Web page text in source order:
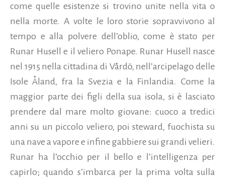
come quelle esistenze si trovino unite nella vita o
nella morte. A volte le loro storie sopravvivono al
tempo e alla polvere dell’oblio, come è stato per
Runar Husell e il veliero Ponape. Runar Husell nasce
nel 1915 nella cittadina di Vårdö, nell’arcipelago delle
Isole Åland, fra la Svezia e la Finlandia. Come la
maggior parte dei figli della sua isola, si è lasciato
prendere dal mare molto giovane: cuoco a tredici
anni su un piccolo veliero, poi steward, fuochista su
una nave a vapore e infine gabbiere sui grandi velieri.
Runar ha l’occhio per il bello e l’intelligenza per
capirlo; quando s’imbarca per la prima volta sulla